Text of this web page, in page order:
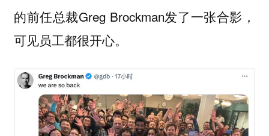
的前任总裁Greg Brockman发了一张合影，
可见员工都很开心。